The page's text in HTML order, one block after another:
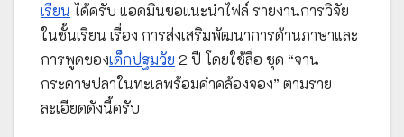
เรียน ได้ครับ แอดมินขอแนะนำไฟล์ รายงานการวิจัย
ในชั้นเรียน เรื่อง การส่งเสริมพัฒนาการด้านภาษาและ
การพูดของเด็กปฐมวัย 2 ปี โดยใช้สื่อ ชุด “จาน
กระดาษปลาในทะเลพร้อมคำคล้องจอง” ตามราย
ละเอียดดังนี้ครับ